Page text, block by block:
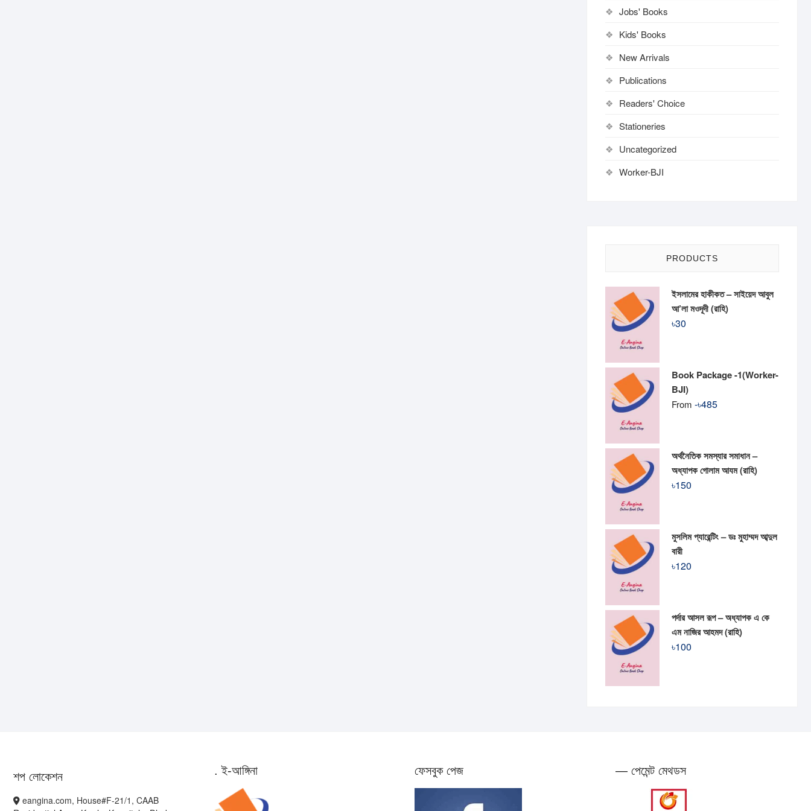
Jobs' Books
Kids' Books
New Arrivals
Publications
Readers' Choice
Stationeries
Uncategorized
Worker-BJI
PRODUCTS
ইসলামের হাকীকত – সাইয়েদ আবুল
আ’লা মওদূদী (রাহি)
৳30
Book Package -1(Worker-
BJI)
From -৳485
অর্থনৈতিক সমস্যার সমাধান –
অধ্যাপক গোলাম আযম (রাহি)
৳150
মুসলিম প্যারেন্টিং – ডঃ মুহাম্মদ আব্দুল
বারী
৳120
পর্দার আসল রূপ – অধ্যাপক এ কে
এম নাজির আহমদ (রাহি)
৳100
শপ লোকেশন
eangina.com, House#F-21/1, CAAB
. ই-আঙ্গিনা ফেসবুক পেজ — পেমেন্ট মেথডস